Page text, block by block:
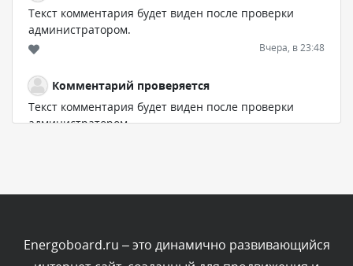
Текст комментария будет виден после проверки
администратором.
Вчера, в 23:48
Комментарий проверяется
Текст комментария будет виден после проверки
администратором.
Energoboard.ru – это динамично развивающийся